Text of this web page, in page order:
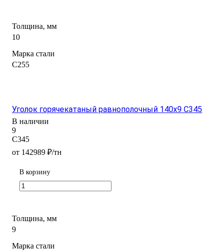
Толщина, мм
10
Марка стали
С255
Уголок горячекатаный равнополочный 140x9 С345
В наличии
9
С345
от 142989 ₽/тн
В корзину
Толщина, мм
9
Марка стали